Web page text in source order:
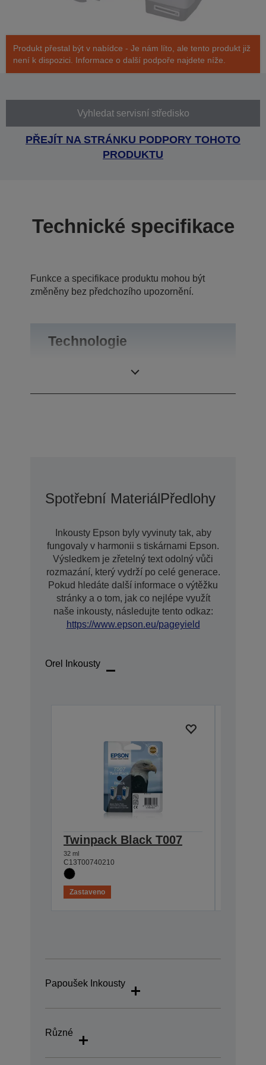
Produkt přestal být v nabídce - Je nám líto, ale tento produkt již
není k dispozici. Informace o další podpoře najdete níže.
Vyhledat servisní středisko
PŘEJÍT NA STRÁNKU PODPORY TOHOTO
PRODUKTU
Technické specifikace
Funkce a specifikace produktu mohou být
změněny bez předchozího upozornění.
Technologie
Spotřební MateriálPředlohy
Inkousty Epson byly vyvinuty tak, aby
fungovaly v harmonii s tiskárnami Epson.
Výsledkem je zřetelný text odolný vůči
rozmazání, který vydrží po celé generace.
Pokud hledáte další informace o výtěžku
stránky a o tom, jak co nejlépe využít
naše inkousty, následujte tento odkaz:
https://www.epson.eu/pageyield
Orel Inkousty
Twinpack Black T007
32 ml
C13T00740210
Zastaveno
Papoušek Inkousty
Různé